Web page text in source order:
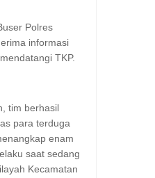
Polres
informasi
TKP.
tim berhasil
para terduga
enam
saat sedang
Kecamatan